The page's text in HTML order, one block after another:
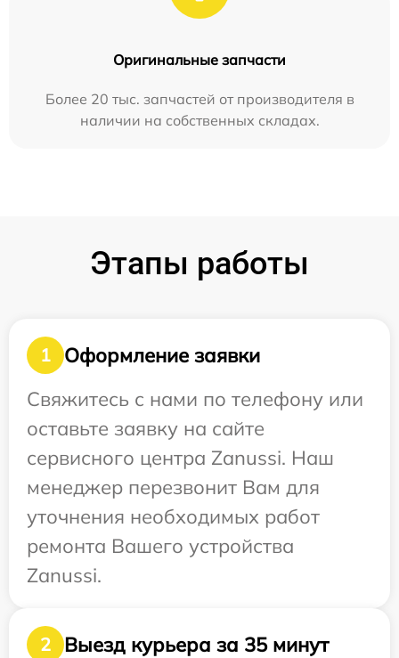
Оригинальные запчасти
Более 20 тыс. запчастей от производителя в
наличии на собственных складах.
Этапы работы
1
Оформление заявки
Свяжитесь с нами по телефону или
оставьте заявку на сайте
сервисного центра Zanussi. Наш
менеджер перезвонит Вам для
уточнения необходимых работ
ремонта Вашего устройства
Zanussi.
2
Выезд курьера за 35 минут